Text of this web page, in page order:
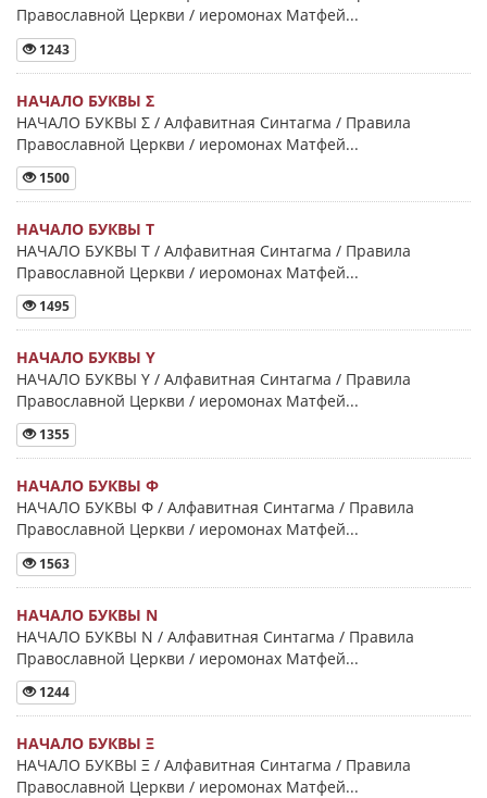
Православной Церкви / иеромонах Матфей...
1243
НАЧАЛО БУКВЫ Σ
НАЧАЛО БУКВЫ Σ / Алфавитная Синтагма / Правила
Православной Церкви / иеромонах Матфей...
1500
НАЧАЛО БУКВЫ Τ
НАЧАЛО БУКВЫ Τ / Алфавитная Синтагма / Правила
Православной Церкви / иеромонах Матфей...
1495
НАЧАЛО БУКВЫ Y
НАЧАЛО БУКВЫ Y / Алфавитная Синтагма / Правила
Православной Церкви / иеромонах Матфей...
1355
НАЧАЛО БУКВЫ Φ
НАЧАЛО БУКВЫ Φ / Алфавитная Синтагма / Правила
Православной Церкви / иеромонах Матфей...
1563
НАЧАЛО БУКВЫ Ν
НАЧАЛО БУКВЫ Ν / Алфавитная Синтагма / Правила
Православной Церкви / иеромонах Матфей...
1244
НАЧАЛО БУКВЫ Ξ
НАЧАЛО БУКВЫ Ξ / Алфавитная Синтагма / Правила
Православной Церкви / иеромонах Матфей...